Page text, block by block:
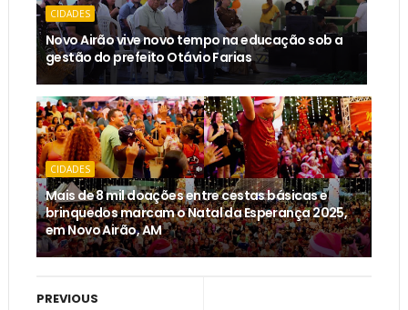
CIDADES
Novo Airão vive novo tempo na educação sob a
gestão do prefeito Otávio Farias
CIDADES
Mais de 8 mil doações entre cestas básicas e
brinquedos marcam o Natal da Esperança 2025,
em Novo Airão, AM
PREVIOUS